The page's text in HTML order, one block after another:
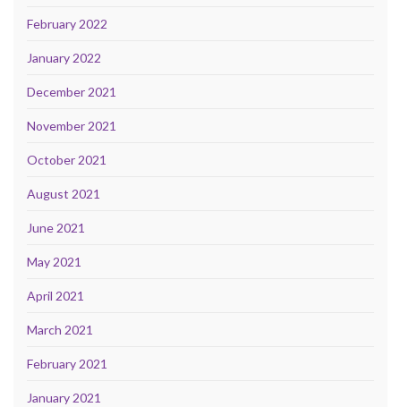
February 2022
January 2022
December 2021
November 2021
October 2021
August 2021
June 2021
May 2021
April 2021
March 2021
February 2021
January 2021